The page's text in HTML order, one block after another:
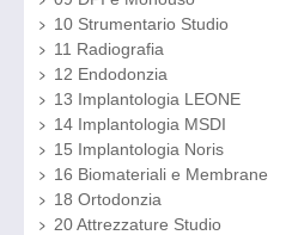
10 Strumentario Studio
11 Radiografia
12 Endodonzia
13 Implantologia LEONE
14 Implantologia MSDI
15 Implantologia Noris
16 Biomateriali e Membrane
18 Ortodonzia
20 Attrezzature Studio